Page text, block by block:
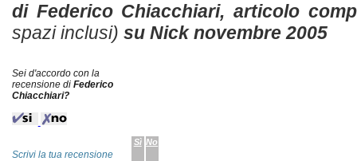
di Federico Chiacchiari, articolo
spazi inclusi) su Nicknovembre 2005
Sei d'accordo con la
recensione di Federico
Chiacchiari?
Sì No
Scrivi la tua recensione